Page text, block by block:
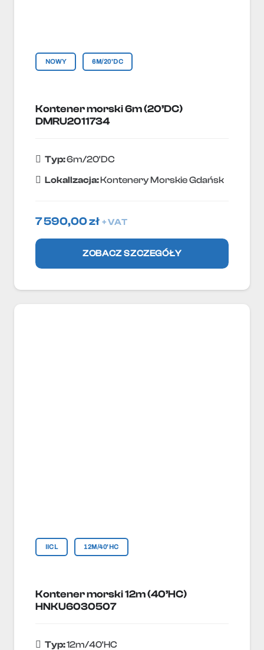
NOWY 6M/20'DC
Kontener morski 6m (20’DC)
DMRU2011734
Typ:6m/20'DC
Lokallzacja:Kontenery Morskie Gdańsk
7 590,00zł + VAT
ZOBACZ SZCZEGÓŁY
IICL 12M/40'HC
Kontener morski 12m (40’HC)
HNKU6030507
Typ:12m/40'HC